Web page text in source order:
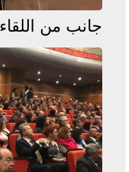
جانب من اللقاء